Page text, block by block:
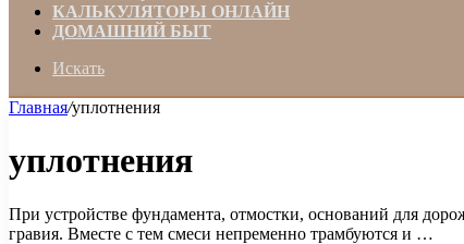
КАЛЬКУЛЯТОРЫ ОНЛАЙН
ДОМАШНИЙ БЫТ
Искать
Главная/уплотнения
уплотнения
При устройстве фундамента, отмостки, оснований для
гравия. Вместе с тем смеси непременно трамбуются и …